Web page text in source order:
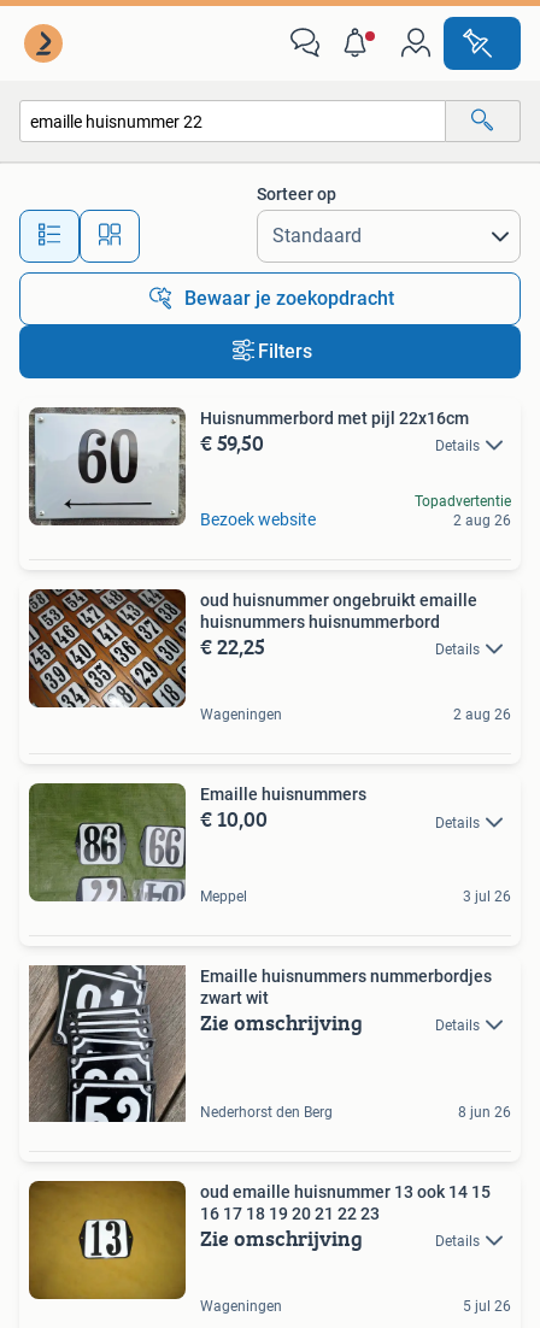
Alle afstanden…
Sorteer op
Bewaar je zoekopdracht
Filters
Huisnummerbord met pijl 22x16cm
€ 59,50 Details
Bezoek website
Topadvertentie
2 aug 26
oud huisnummer ongebruikt emaille
huisnummers huisnummerbord
€ 22,25 Details
Wageningen 2 aug 26
Emaille huisnummers
€ 10,00 Details
Meppel 3 jul 26
Emaille huisnummers nummerbordjes
zwart wit
Zie omschrijving Details
Nederhorst den Berg 8 jun 26
oud emaille huisnummer 13 ook 14 15
16 17 18 19 20 21 22 23
Zie omschrijving Details
Wageningen 5 jul 26